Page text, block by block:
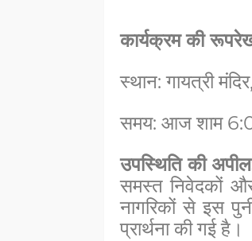
कार्यक्रम की
स्थान: गायत्री
समय: आज शाम
उपस्थिति की
समस्त निवेदकों और
नागरिकों से इस
प्रार्थना की गई है।